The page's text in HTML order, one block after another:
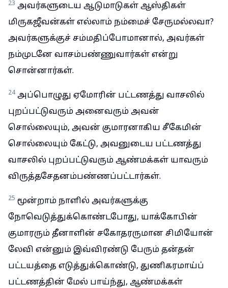
23 அவர்களுடைய ஆடுமாடுகள் ஆஸ்திகள்
மிருகஜீவன்கள் எல்லாம் நம்மைச் சேருமல்லவா?
அவர்களுக்குச் சம்மதிப்போமானால், அவர்கள்
நம்முடனே வாசம்பண்ணுவார்கள் என்று
சொன்னார்கள்.
24 அப்பொழுது ஏமோரின் பட்டணத்து வாசலில்
புறப்பட்டுவரும் அனைவரும் அவன்
சொல்லையும், அவன் குமாரனாகிய சீகேமின்
சொல்லையும் கேட்டு, அவனுடைய பட்டணத்து
வாசலில் புறப்பட்டுவரும் ஆண்மக்கள் யாவரும்
விருத்தசேதனம்பண்ணப்பட்டார்கள்.
25 மூன்றாம் நாளில் அவர்களுக்கு
நோவெடுத்துக்கொண்டபோது, யாக்கோபின்
குமாரரும் தீனாளின் சகோதரருமான சிமியோன்
லேவி என்னும் இவ்விரண்டு பேரும் தன்தன்
பட்டயத்தை எடுத்துக்கொண்டு, துணிகரமாய்ப்
பட்டணத்தின் மேல் பாய்ந்து, ஆண்மக்கள்